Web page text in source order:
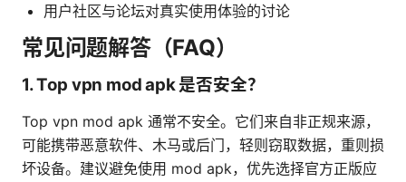
用户社区与论坛对真实使用体验的讨论
常见问题解答（FAQ）
1. Top vpn mod apk 是否安全？
Top vpn mod apk 通常不安全。它们来自非正规来源，
可能携带恶意软件、木马或后门，轻则窃取数据，重则损
坏设备。建议避免使用 mod apk，优先选择官方正版应